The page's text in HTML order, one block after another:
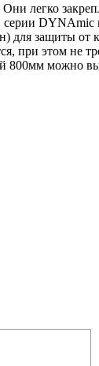
легко
DYNAmic
для защиты от
при этом не
можно